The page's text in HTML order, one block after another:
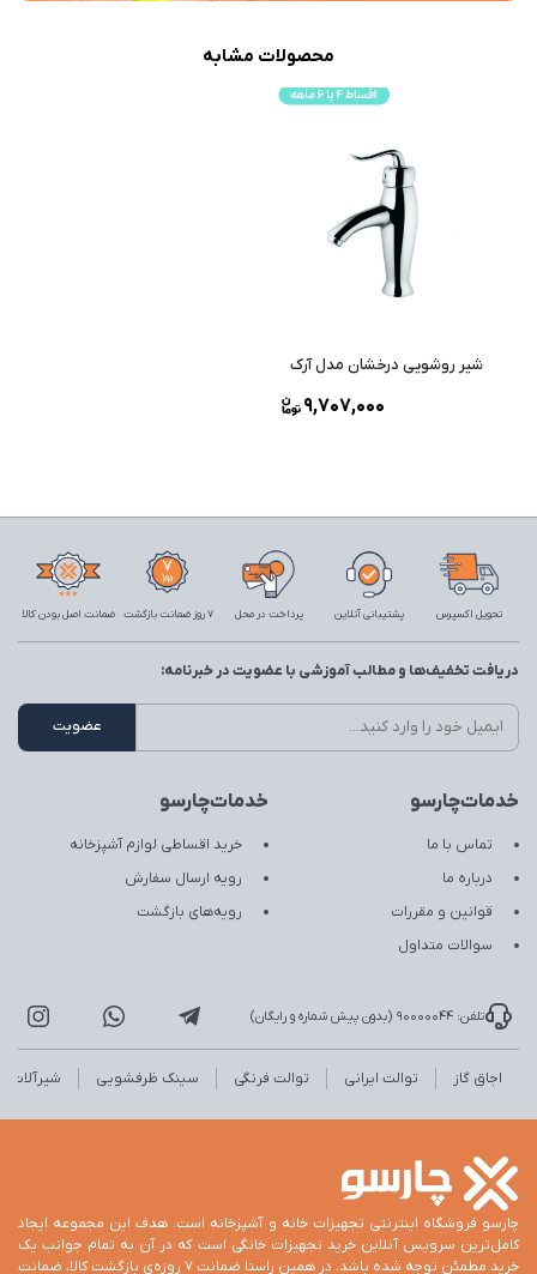
محصولات مشابه
شیر روشویی درخشان مدل آرک
9,707,000
تحویل اکسپرس پشتیبانی آنلاین پرداخت در محل 7 روز ضمانت بازگشت ضمانت اصل بودن کالا
خدمات‌چارسو
تماس با ما
درباره ما
قوانین و مقررات
سوالات متداول
خدمات‌چارسو
خرید اقساطی لوازم آشپزخانه
رویه ارسال سفارش
رویه‌های بازگشت
دریافت تخفیف‌ها و مطالب آموزشی با عضویت در خبرنامه:
تلفن: 90000044 (بدون پیش شماره و رایگان)
اجاق گاز توالت ایرانی توالت فرنگی سینک ظرفشویی شیرآلات
چارسو فروشگاه اینترنتی تجهیزات خانه و آشپزخانه است. هدف این مجموعه ایجاد
کامل‌ترین سرویس آنلاین خرید تجهیزات خانگی است که در آن به تمام جوانب یک
خرید مطمئن توجه شده باشد. در همین راستا ضمانت 7 روزه‌ی بازگشت کالا، ضمانت